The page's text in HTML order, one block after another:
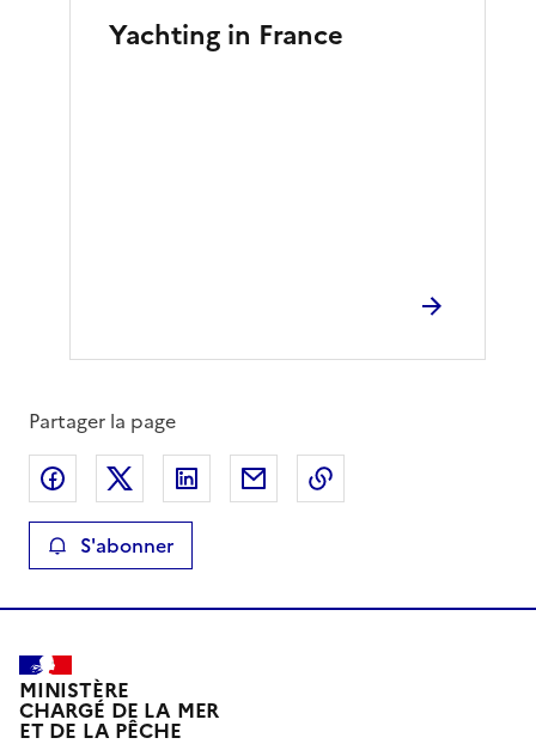
Yachting in France
Partager la page
Partager sur Facebook
Partager sur XPartager sur LinkedIn
Partager par email
S'abonner
MINISTÈRE
CHARGÉ DE LA MER
ET DE LA PÊCHE